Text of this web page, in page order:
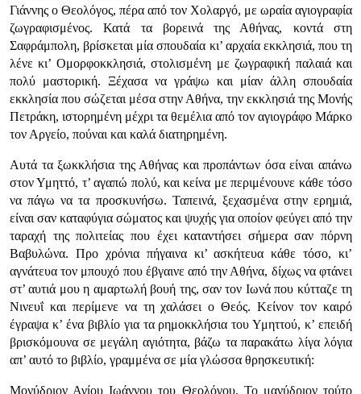
Γιάννης ο Θεολόγος, πέρα από τον Χολαργό, με ωραία αγιογραφία
ζωγραφισμένος. Κατά τα βορεινά της Αθήνας, κοντά στη
Σαφράμπολη, βρίσκεται μία σπουδαία κι’ αρχαία εκκλησιά, που τη
λένε κι’ Ομορφοκκλησιά, στολισμένη με ζωγραφική παλαιά και
πολύ μαστορική. Ξέχασα να γράψω και μίαν άλλη σπουδαία
εκκλησία που σώζεται μέσα στην Αθήνα, την εκκλησιά της Μονής
Πετράκη, ιστορημένη μέχρι τα θεμέλια από τον αγιογράφο Μάρκο
τον Αργείο, πούναι και καλά διατηρημένη.
Αυτά τα ξωκκλήσια της Αθήνας και προπάντων όσα είναι απάνω
στον Υμηττό, τ’ αγαπώ πολύ, και κείνα με περιμένουνε κάθε τόσο
να πάγω να τα προσκυνήσω. Ταπεινά, ξεχασμένα στην ερημιά,
είναι σαν καταφύγια σώματος και ψυχής για οποίον φεύγει από την
ταραχή της πολιτείας που έχει καταντήσει σήμερα σαν πόρνη
Βαβυλώνα. Προ χρόνια πήγαινα κι’ ασκήτευα κάθε τόσο, κι’
αγνάτευα τον μπουχό που έβγαινε από την Αθήνα, δίχως να φτάνει
στ’ αυτιά μου η αμαρτωλή βουή της, σαν τον Ιωνά που κύτταζε τη
Νινευΐ και περίμενε να τη χαλάσει ο Θεός. Κείνον τον καιρό
έγραψα κ’ ένα βιβλίο για τα ρημοκκλήσια του Υμηττού, κ’ επειδή
βρισκόμουνα σε μεγάλη αγιότητα, βάζω τα παρακάτω λίγα λόγια
απ’ αυτό το βιβλίο, γραμμένα σε μία γλώσσα θρησκευτική:
Μονύδριον Αγίου Ιωάννου του Θεολόγου. Το μανύδριον τούτο